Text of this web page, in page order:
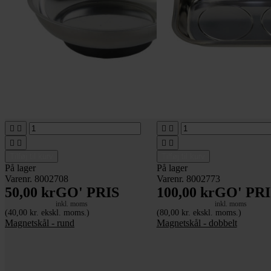
 
 
På lager
Varenr. 8002708
50,00 krGO' PRIS
inkl. moms
(40,00 kr. ekskl. moms.)
Magnetskål - rund
 
 
På lager
Varenr. 8002773
100,00 krGO'
inkl. moms
(80,00 kr. ekskl. moms.)
Magnetskål - dobbelt